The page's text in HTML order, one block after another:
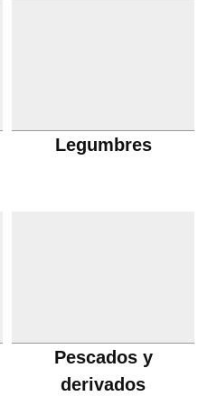
Legumbres
Pescados y
derivados